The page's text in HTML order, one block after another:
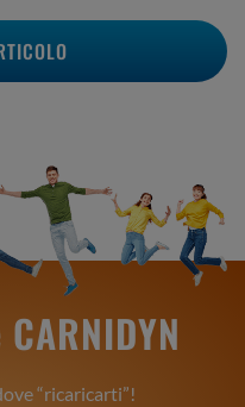
CARNIDYN
“ricaricarti”!